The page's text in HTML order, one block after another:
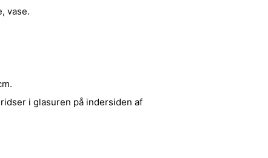
vase.
i glasuren på indersiden af